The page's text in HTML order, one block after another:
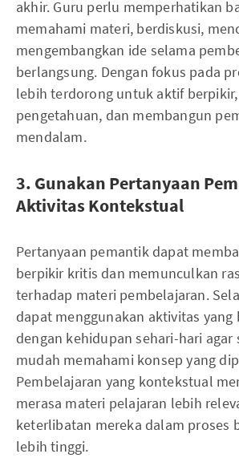
akhir. Guru perlu memperhatikan
memahami materi, berdiskusi,
mengembangkan ide selama
berlangsung. Dengan fokus pada
lebih terdorong untuk aktif
pengetahuan, dan membangun
mendalam.
3. Gunakan Pertanyaan
Aktivitas Kontekstual
Pertanyaan pemantik dapat
berpikir kritis dan memunculkan
terhadap materi pembelajaran.
dapat menggunakan aktivitas yang
dengan kehidupan sehari-hari agar
mudah memahami konsep yang
Pembelajaran yang kontekstual
merasa materi pelajaran lebih
keterlibatan mereka dalam proses
lebih tinggi.